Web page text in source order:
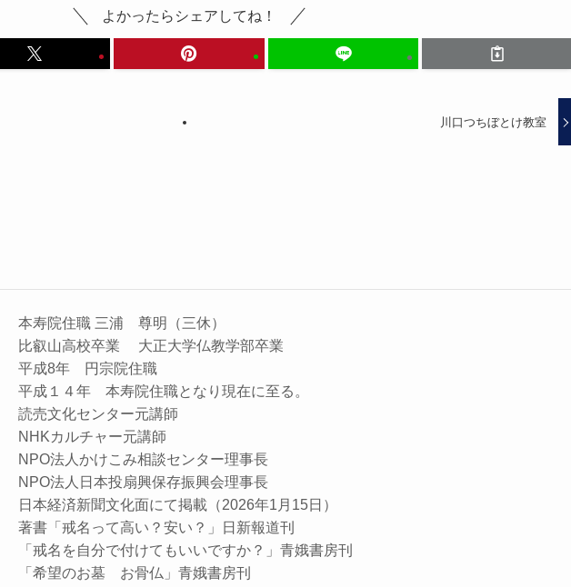
よかったらシェアしてね！
川口つちぼとけ教室
本寿院住職 三浦 尊明（三休）
比叡山高校卒業 大正大学仏教学部卒業
平成8年 円宗院住職
平成１４年 本寿院住職となり現在に至る。
読売文化センター元講師
NHKカルチャー元講師
NPO法人かけこみ相談センター理事長
NPO法人日本投扇興保存振興会理事長
日本経済新聞文化面にて掲載（2026年1月15日）
著書「戒名って高い？安い？」日新報道刊
「戒名を自分で付けてもいいですか？」青娥書房刊
「希望のお墓 お骨仏」青娥書房刊